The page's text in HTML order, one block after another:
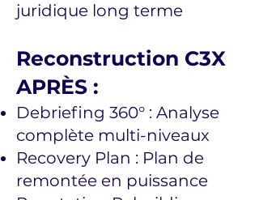
juridique long terme
Reconstruction C3X
APRÈS :
Debriefing 360° : Analyse
complète multi-niveaux
Recovery Plan : Plan de
remontée en puissance